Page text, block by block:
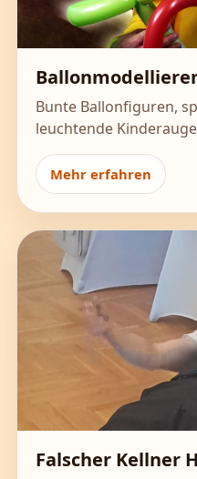
Bunte Ballonfiguren,
leuchtende
Mehr erfahren
Falscher Kellner